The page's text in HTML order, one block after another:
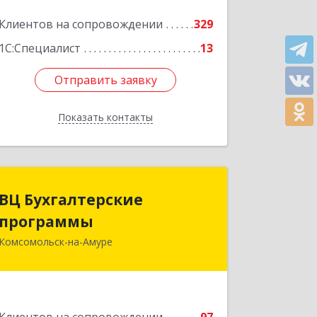
на сопровождении
329
13
Отправить заявку
Показать контакты
Отправить заявку
Назад
Бухгалтерские
на-Амуре
программы
681000, Хабаровский край,
Подробнее